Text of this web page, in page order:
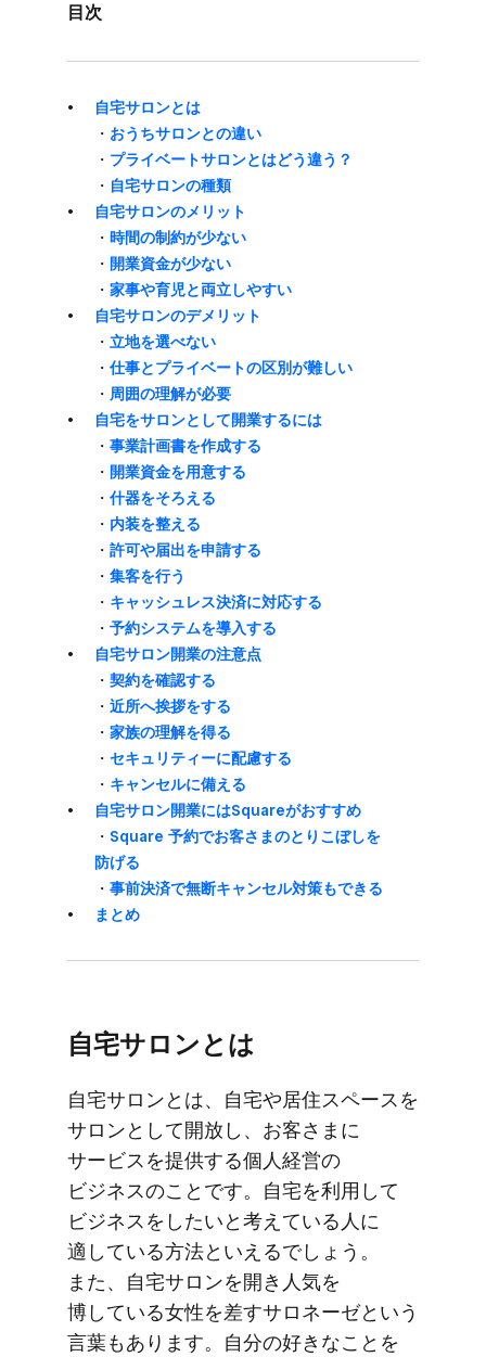
目次
自宅サロンとは
・ ​おうちサロンとの​違い
・ プライベートサロンとは​どう​違う？
・ ​自宅サロンの​種類
自宅サロンの​​メリット
・ ​時間の​​制約が​​少ない
・ 開業資金が​​少ない
・ ​家事や​​育児と​​両立しやすい
自宅サロンの​​デメリット
・ 立地を​​選べない
・ 仕事と​​プライベートの​​区別が​​難しい
・ 周囲の​​理解が​​必要
自宅を​​サロンと​​して​​開業するには
・ 事業計画書を​​作成する
・ 開業資金を​​用意する
・ 什器を​​そろえる
・ 内装を​​整える
・ ​許可や​​届出を​​申請する
・ 集客を​​行う
・ キャッシュレス決済に​​対応する
・ 予約システムを​​導入する
自宅サロン開業の​​注意点
・ 契約を​​確認する
・ 近所へ​​挨拶を​​する
・ 家族の​​理解を​​得る
・ セキュリティーに​​配慮する
・ キャンセルに​​備える
自宅サロン開業には​Squareが​おすすめ
・ Square 予約で​お客さまのとり​こぼしを​
防げる
・ 事前決済で​無断キャンセル対策も​できる
まとめ
自宅サロンとは
自宅サロンとは、​​自宅や​居住スペースを​​
サロンと​​して​開放し、​お客さまに​​
サービスを​​提供する​​個人経営の​
ビジネスの​ことです。​​自宅を​​利用して​​
ビジネスを​​したいと​​考えている​​人に​​
適している​​方​法と​​いえるでしょう。​​
また、​​自宅サロンを​​開き人気を​​
博している​​女性を​​差すサロネーゼと​​いう​​
言葉も​​あります。​​自分の​​好きな​​ことを​​